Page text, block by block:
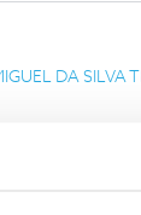
DA SILVA
género de